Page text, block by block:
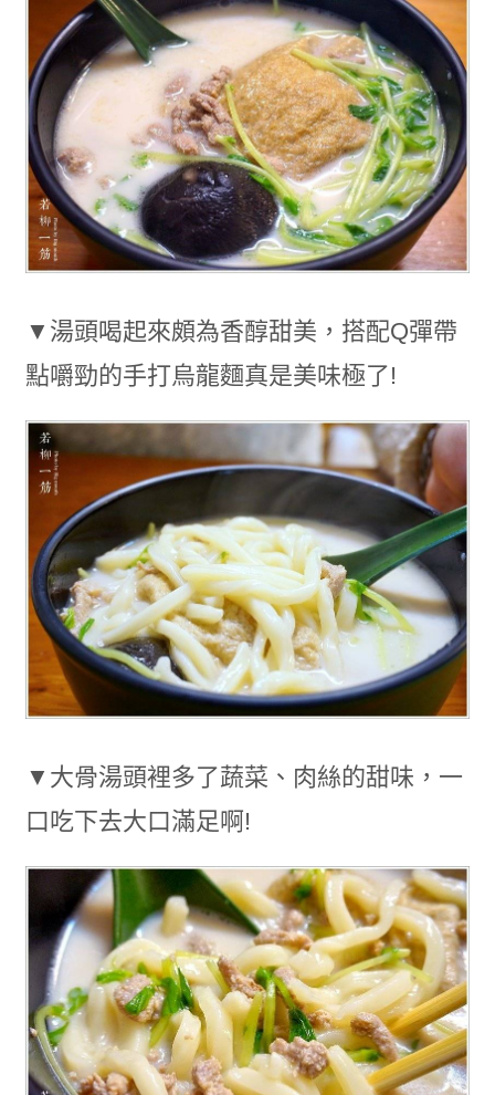
▼湯頭喝起來頗為香醇甜美，搭配Q彈帶
點嚼勁的手打烏龍麵真是美味極了!
▼大骨湯頭裡多了蔬菜、肉絲的甜味，一
口吃下去大口滿足啊!